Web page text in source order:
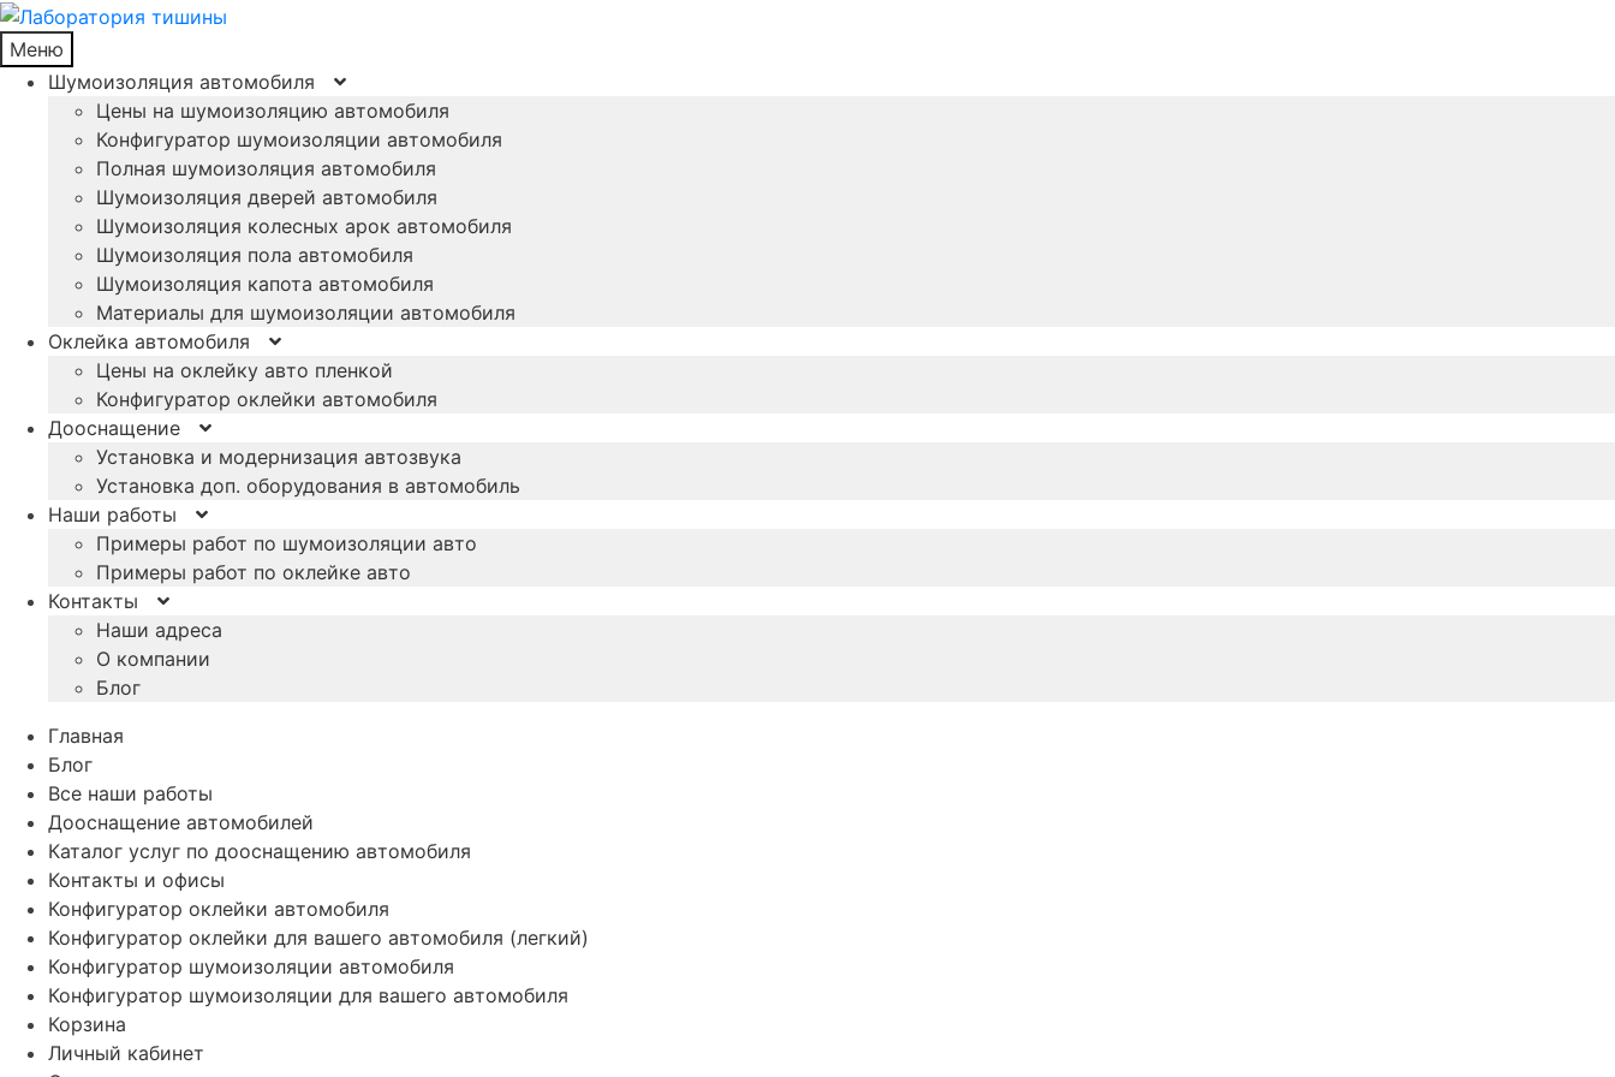
Меню
Шумоизоляция автомобиля
Цены на шумоизоляцию автомобиля
Конфигуратор шумоизоляции автомобиля
Полная шумоизоляция автомобиля
Шумоизоляция дверей автомобиля
Шумоизоляция колесных арок автомобиля
Шумоизоляция пола автомобиля
Шумоизоляция капота автомобиля
Материалы для шумоизоляции автомобиля
Оклейка автомобиля
Цены на оклейку авто пленкой
Конфигуратор оклейки автомобиля
Дооснащение
Установка и модернизация автозвука
Установка доп. оборудования в автомобиль
Наши работы
Примеры работ по шумоизоляции авто
Примеры работ по оклейке авто
Контакты
Наши адреса
О компании
Блог
Главная
Блог
Все наши работы
Дооснащение автомобилей
Каталог услуг по дооснащению автомобиля
Контакты и офисы
Конфигуратор оклейки автомобиля
Конфигуратор оклейки для вашего автомобиля (легкий)
Конфигуратор шумоизоляции автомобиля
Конфигуратор шумоизоляции для вашего автомобиля
Корзина
Личный кабинет